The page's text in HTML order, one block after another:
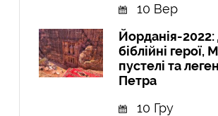
10 Вер
Йорданія-2022:
біблійні
пустелі та
Петра
10 Гру